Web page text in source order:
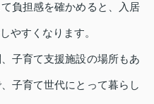
負担感を確かめると、入居
やすくなります。
子育て支援施設の場所もあ
子育て世代にとって暮らし